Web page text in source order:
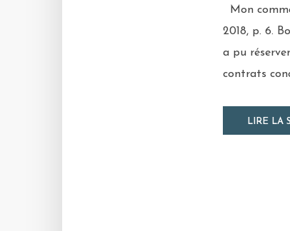
Mon
2018, p. 6.
a pu
contrats
LIRE LA